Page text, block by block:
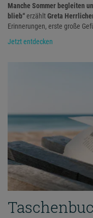
Manche Sommer begleiten
blieb“erzähltGreta
Erinnerungen, erste große
Jetzt entdecken